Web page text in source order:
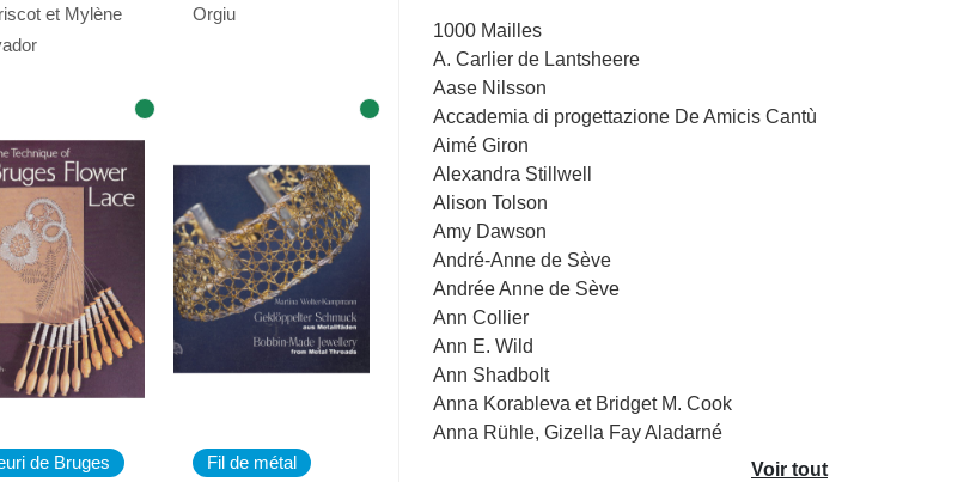
et Mylène
Orgiu
de Bruges
Fil de métal
1000 Mailles
A. Carlier de Lantsheere
Aase Nilsson
Accademia di progettazione De Amicis Cantù
Aimé Giron
Alexandra Stillwell
Alison Tolson
Amy Dawson
André-Anne de Sève
Andrée Anne de Sève
Ann Collier
Ann E. Wild
Ann Shadbolt
Anna Korableva et Bridget M. Cook
Anna Rühle, Gizella Fay Aladarné
Voir tout